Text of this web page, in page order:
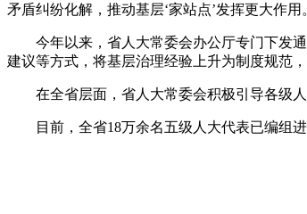
矛盾纠纷化解，推动基层‘家站点’发挥更大作用
今年以来，省人大常委会办公厅专门下发通
建议等方式，将基层治理经验上升为制度规范
在全省层面，省人大常委会积极引导各级人
目前，全省18万余名五级人大代表已编组进